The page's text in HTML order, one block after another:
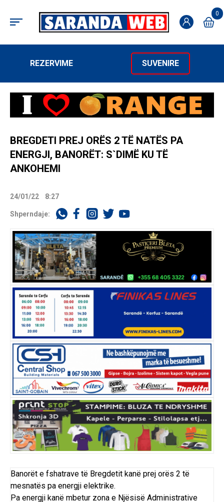
0
REZERVIME SUVENIRE
BREGDETI PREJ ORËS 2 TË NATËS PA
ENERGJI, BANORËT: S`DIMË KU TË
ANKOHEMI
24/01/22 8:27
Shperndaje:
Banorët e fshatrave të Bregdetit kanë prej orës 2 të
mesnatës pa energji elektrike.
Pa energji kanë mbetur zona e Njësisë Administrative